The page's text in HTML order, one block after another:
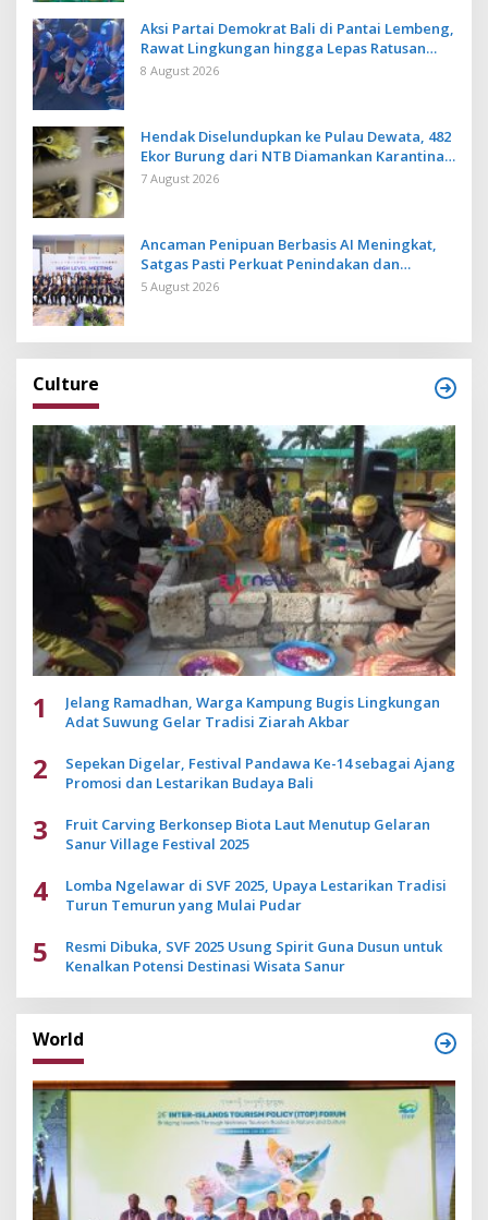
Aksi Partai Demokrat Bali di Pantai Lembeng,
Rawat Lingkungan hingga Lepas Ratusan
Tukik Bedawang Nala
8 August 2026
Hendak Diselundupkan ke Pulau Dewata, 482
Ekor Burung dari NTB Diamankan Karantina
Bali
7 August 2026
Ancaman Penipuan Berbasis AI Meningkat,
Satgas Pasti Perkuat Penindakan dan
Pengembangan Aplikasi Anti Penipuan
5 August 2026
Culture
1
Jelang Ramadhan, Warga Kampung Bugis Lingkungan
Adat Suwung Gelar Tradisi Ziarah Akbar
2
Sepekan Digelar, Festival Pandawa Ke-14 sebagai Ajang
Promosi dan Lestarikan Budaya Bali
3
Fruit Carving Berkonsep Biota Laut Menutup Gelaran
Sanur Village Festival 2025
4
Lomba Ngelawar di SVF 2025, Upaya Lestarikan Tradisi
Turun Temurun yang Mulai Pudar
5
Resmi Dibuka, SVF 2025 Usung Spirit Guna Dusun untuk
Kenalkan Potensi Destinasi Wisata Sanur
World